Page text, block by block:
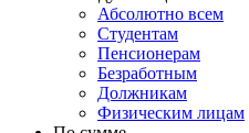
Абсолютно всем
Студентам
Пенсионерам
Безработным
Должникам
Физическим лицам